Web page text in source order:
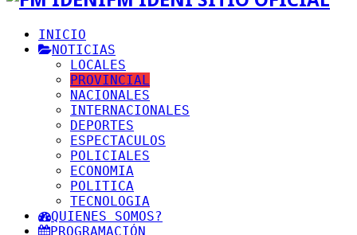
INICIO
NOTICIAS
LOCALES
PROVINCIAL
NACIONALES
INTERNACIONALES
DEPORTES
ESPECTACULOS
POLICIALES
ECONOMIA
POLITICA
TECNOLOGIA
QUIENES SOMOS?
PROGRAMACIÓN